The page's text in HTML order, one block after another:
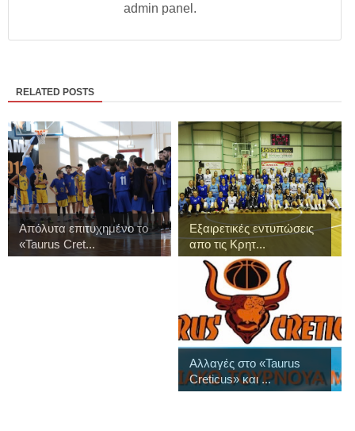
admin panel.
RELATED POSTS
Απόλυτα επιτυχημένο το
«Taurus Cret...
Εξαιρετικές εντυπώσεις
απο τις Κρητ...
Αλλαγές στο «Taurus
Creticus» και ...